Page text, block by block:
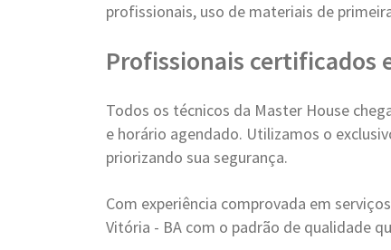
profissionais, uso de materiais de
Profissionais certificados
Todos os técnicos da Master House
e horário agendado. Utilizamos o
priorizando sua segurança.
Com experiência comprovada em
Vitória - BA com o padrão de qualidade